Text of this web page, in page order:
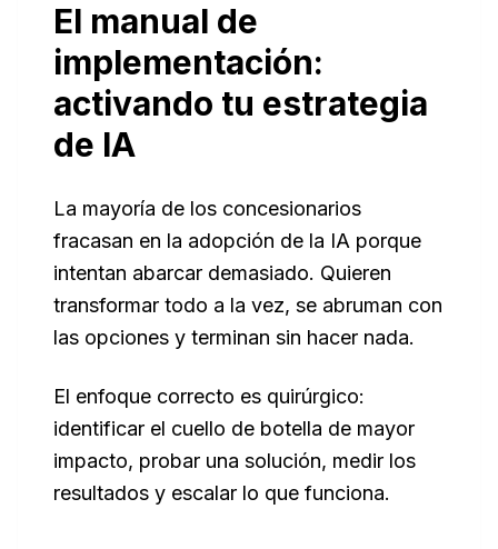
El manual de
implementación:
activando tu estrategia
de IA
La mayoría de los concesionarios
fracasan en la adopción de la IA porque
intentan abarcar demasiado. Quieren
transformar todo a la vez, se abruman con
las opciones y terminan sin hacer nada.
El enfoque correcto es quirúrgico:
identificar el cuello de botella de mayor
impacto, probar una solución, medir los
resultados y escalar lo que funciona.